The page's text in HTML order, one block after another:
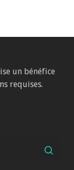
un bénéfice
requises.